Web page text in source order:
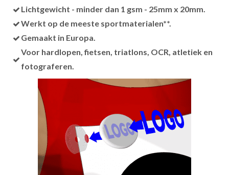
Lichtgewicht - minder dan 1 gsm - 25mm x 20mm.
Werkt op de meeste sportmaterialen**.
Gemaakt in Europa.
Voor hardlopen, fietsen, triatlons, OCR, atletiek en
fotograferen.